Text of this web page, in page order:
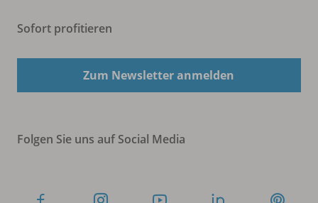
Sofort profitieren
Zum Newsletter anmelden
Folgen Sie uns auf Social Media